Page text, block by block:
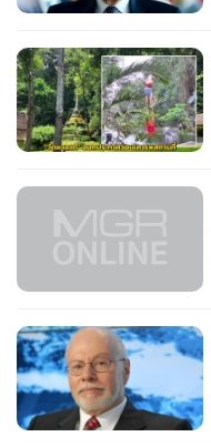
• Special Scoop
• เศรษฐกิจ-ธุรกิจ
• จีน
• ชุมชน-คุณภาพชีวิต
• อาชญากรรม
• Motoring
• SMEs
• หุ้น
• อินโดจีน
• กองทุนรวม
• Celeb Online